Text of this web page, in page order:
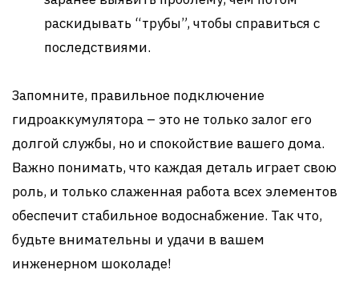
раскидывать “трубы”, чтобы справиться с
последствиями.
Запомните, правильное подключение
гидроаккумулятора – это не только залог его
долгой службы, но и спокойствие вашего дома.
Важно понимать, что каждая деталь играет свою
роль, и только слаженная работа всех элементов
обеспечит стабильное водоснабжение. Так что,
будьте внимательны и удачи в вашем
инженерном шоколаде!